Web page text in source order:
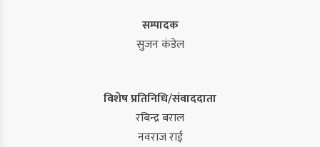
सम्पादक
सुजन कंडेल
विशेष प्रतिनिधि/संवाददाता
रबिन्द्र बराल
नवराज राई